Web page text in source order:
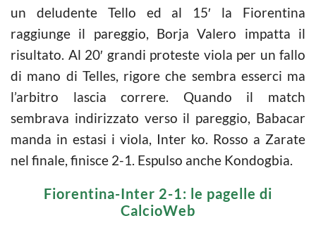
un deludente Tello ed al 15′ la Fiorentina
raggiunge il pareggio, Borja Valero impatta il
risultato. Al 20′ grandi proteste viola per un fallo
di mano di Telles, rigore che sembra esserci ma
l’arbitro lascia correre. Quando il match
sembrava indirizzato verso il pareggio, Babacar
manda in estasi i viola, Inter ko. Rosso a Zarate
nel finale, finisce 2-1. Espulso anche Kondogbia.
Fiorentina-Inter 2-1: le pagelle di
CalcioWeb